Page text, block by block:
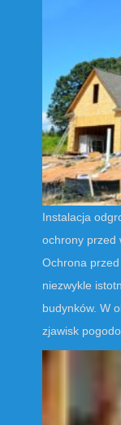
Instalacja
ochrony przed
Ochrona
niezwykle
budynków. W
zjawisk